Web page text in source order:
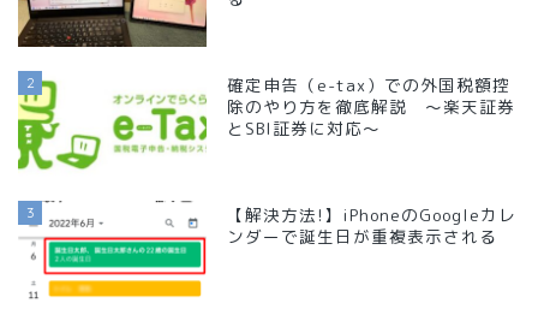
2
確定申告（e-tax）での外国税額控
除のやり方を徹底解説 ～楽天証券
とSBI証券に対応～
3
【解決方法!】iPhoneのGoogleカレ
ンダーで誕生日が重複表示される